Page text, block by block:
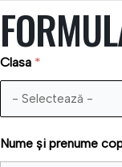
Clasa *
Nume și prenume